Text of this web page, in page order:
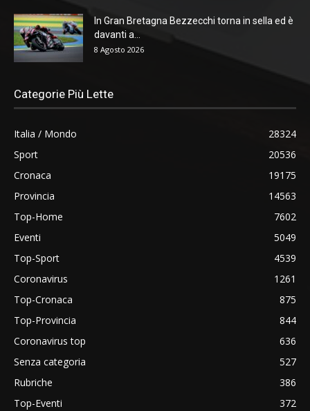
In Gran Bretagna Bezzecchi torna in sella ed è
davanti a...
8 Agosto 2026
Categorie Più Lette
Italia / Mondo
28324
Sport
20536
Cronaca
19175
Provincia
14563
Top-Home
7602
Eventi
5049
Top-Sport
4539
Coronavirus
1261
Top-Cronaca
875
Top-Provincia
844
Coronavirus top
636
Senza categoria
527
Rubriche
386
Top-Eventi
372